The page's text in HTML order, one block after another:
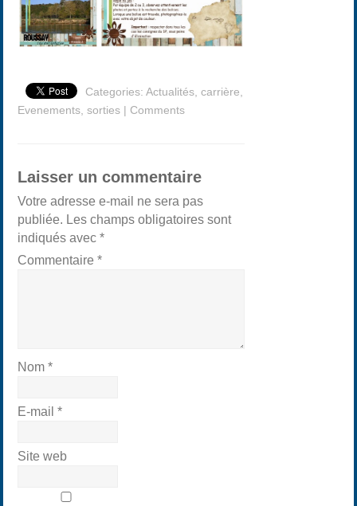
Categories:Actualités,carrière,
Evenements,sorties | Comments
Laisser un commentaire
Votre adresse e-mail ne sera pas
publiée. Les champs obligatoires sont
indiqués avec*
Commentaire*
Nom*
E-mail*
Site web